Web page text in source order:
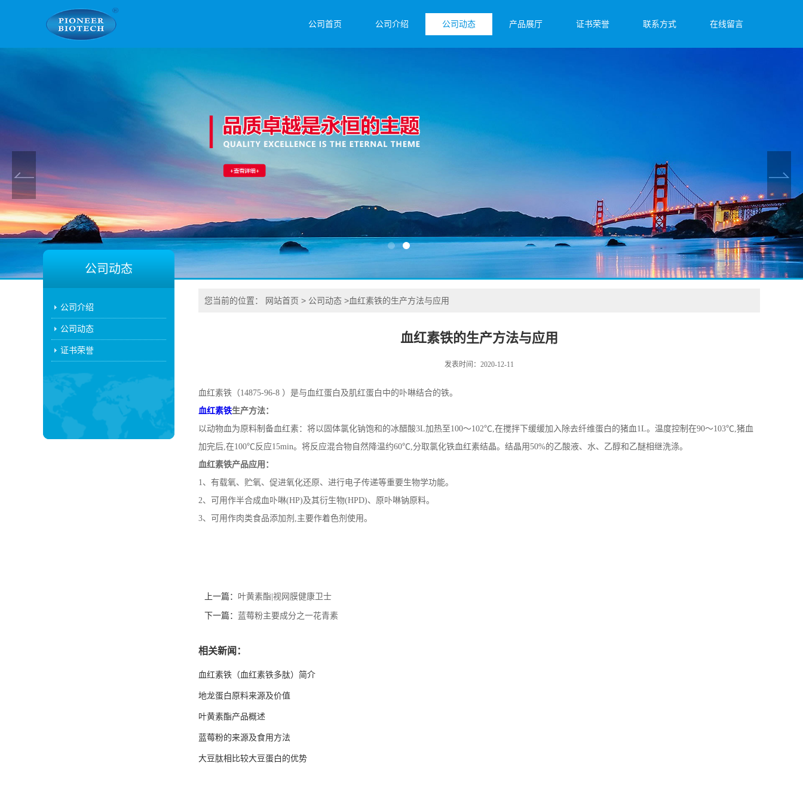
公司首页 公司介绍 公司动态 产品展厅 证书荣誉 联系方式 在线留言
公司动态
公司介绍
公司动态
证书荣誉
您当前的位置： 网站首页 > 公司动态 >血红素铁的生产方法与应用
血红素铁的生产方法与应用
发表时间：2020-12-11
血红素铁（14875-96-8 ）是与血红蛋白及肌红蛋白中的卟啉结合的铁。
血红素铁生产方法：
以动物血为原料制备血红素：将以固体氯化钠饱和的冰醋酸3L加热至100～102℃,在搅拌下缓缓加入除去纤维蛋白的猪血1L。温度控制在90～103℃,猪血
加完后,在100℃反应15min。将反应混合物自然降温约60℃,分取氯化铁血红素结晶。结晶用50%的乙酸液、水、乙醇和乙醚相继洗涤。
血红素铁产品应用：
1、有载氧、贮氧、促进氧化还原、进行电子传递等重要生物学功能。
2、可用作半合成血卟啉(HP)及其衍生物(HPD)、原卟啉钠原料。
3、可用作肉类食品添加剂,主要作着色剂使用。
上一篇： 叶黄素酯|视网膜健康卫士
下一篇： 蓝莓粉主要成分之一花青素
相关新闻：
血红素铁（血红素铁多肽）简介
地龙蛋白原料来源及价值
叶黄素酯产品概述
蓝莓粉的来源及食用方法
大豆肽相比较大豆蛋白的优势